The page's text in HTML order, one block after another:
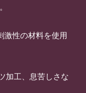
激性の材料を使用
加工、息苦しさな